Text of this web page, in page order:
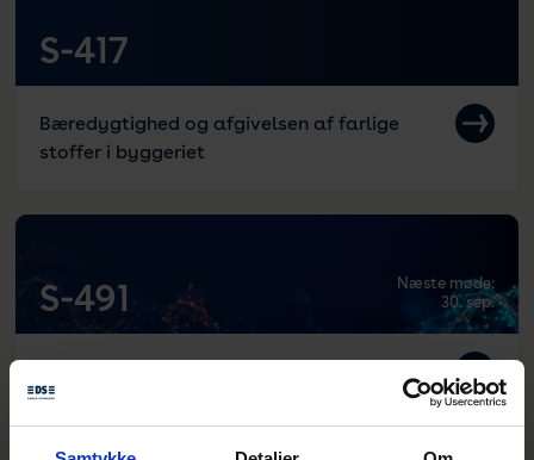
S-417
Bæredygtighed og afgivelsen af farlige
stoffer i byggeriet
S-491
Næste møde:
30. sep.